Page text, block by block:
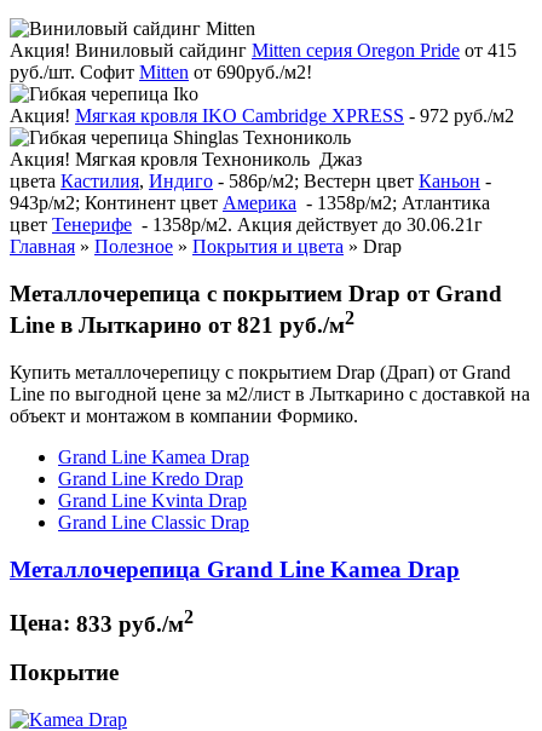
Акция! Виниловый сайдинг Mitten серия Oregon Pride от 415
руб./шт. Софит Mitten от 690руб./м2!
Акция! Мягкая кровля IKO Cambridge XPRESS - 972 руб./м2
Акция! Мягкая кровля Технониколь Джаз
цвета Кастилия, Индиго - 586р/м2; Вестерн цвет Каньон -
943р/м2; Континент цвет Америка - 1358р/м2; Атлантика
цвет Тенерифе - 1358р/м2. Акция действует до 30.06.21г
Главная » Полезное » Покрытия и цвета » Drap
Металлочерепица с покрытием Drap от Grand
Line в Лыткарино от 821 руб./м2
Купить металлочерепицу с покрытием Drap (Драп) от Grand
Line по выгодной цене за м2/лист в Лыткарино с доставкой на
объект и монтажом в компании Формико.
Grand Line Kamea Drap
Grand Line Kredo Drap
Grand Line Kvinta Drap
Grand Line Classic Drap
Металлочерепица Grand Line Kamea Drap
Цена: 833 руб./м2
Покрытие